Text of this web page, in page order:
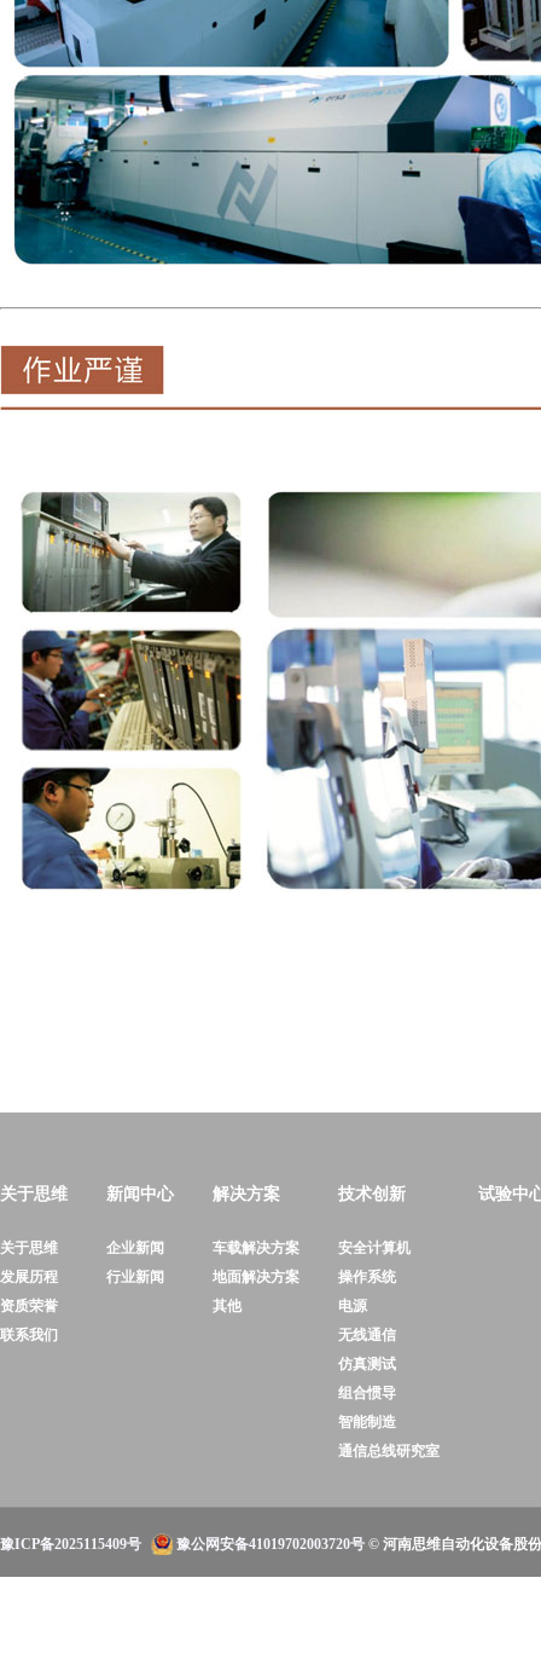
关于思维
关于思维
发展历程
资质荣誉
联系我们
新闻中心
企业新闻
行业新闻
解决方案
车载解决方案
地面解决方案
其他
技术创新
安全计算机
操作系统
电源
无线通信
仿真测试
组合惯导
智能制造
通信总线研究室
试验中
豫ICP备2025115409号 豫公网安备41019702003720号 © 河南思维自动化设备股